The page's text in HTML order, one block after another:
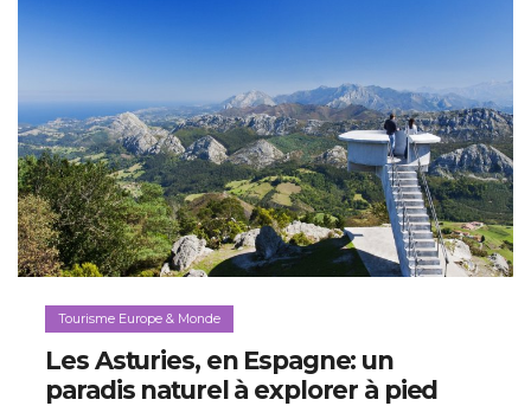
Tourisme Europe & Monde
Les Asturies, en Espagne: un
paradis naturel à explorer à pied